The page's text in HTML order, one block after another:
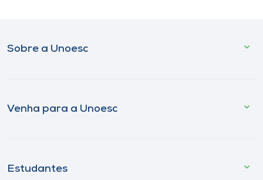
Sobre a Unoesc
Venha para a Unoesc
Estudantes